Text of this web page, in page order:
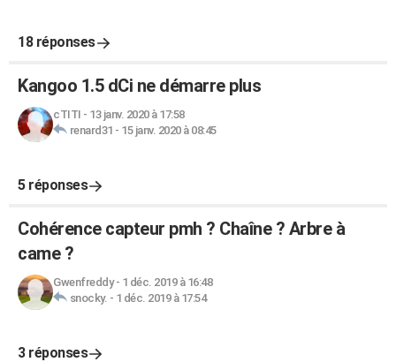
18 réponses
Kangoo 1.5 dCi ne démarre plus
cTITI - 13 janv. 2020 à 17:58
renard31 - 15 janv. 2020 à 08:45
5 réponses
Cohérence capteur pmh ? Chaîne ? Arbre à
came ?
Gwenfreddy- 1 déc. 2019 à 16:48
snocky. - 1 déc. 2019 à 17:54
3 réponses